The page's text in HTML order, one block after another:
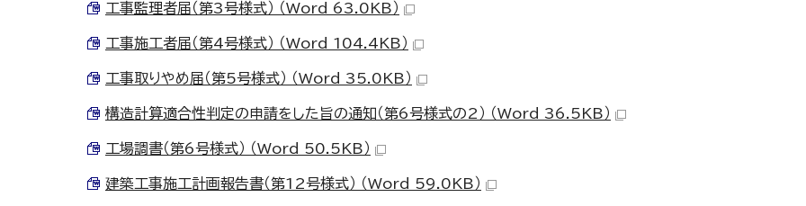
工事監理者届（第3号様式） （Word 63.0KB）
工事施工者届（第4号様式） （Word 104.4KB）
工事取りやめ届（第5号様式） （Word 35.0KB）
構造計算適合性判定の申請をした旨の通知（第6号様式の2） （Word 36.5KB）
工場調書（第6号様式） （Word 50.5KB）
建築工事施工計画報告書（第12号様式） （Word 59.0KB）